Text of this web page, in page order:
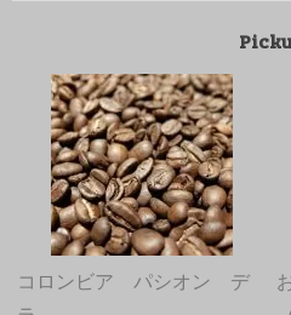
コロンビア パシオン デ